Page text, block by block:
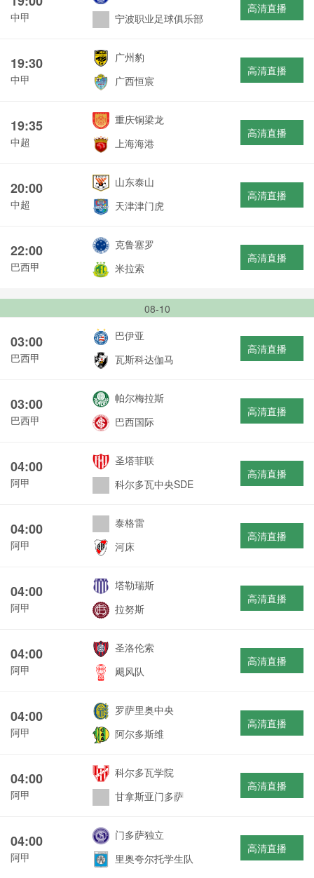
中甲
宁波职业足球俱乐部
高清直播
19:30
中甲
广州豹
广西恒宸
高清直播
19:35
中超
重庆铜梁龙
上海海港
高清直播
20:00
中超
山东泰山
天津津门虎
高清直播
22:00
巴西甲
克鲁塞罗
米拉索
高清直播
08-10
03:00
巴西甲
巴伊亚
瓦斯科达伽马
高清直播
03:00
巴西甲
帕尔梅拉斯
巴西国际
高清直播
04:00
阿甲
圣塔菲联
科尔多瓦中央SDE
高清直播
04:00
阿甲
泰格雷
河床
高清直播
04:00
阿甲
塔勒瑞斯
拉努斯
高清直播
04:00
阿甲
圣洛伦索
飓风队
高清直播
04:00
阿甲
罗萨里奥中央
阿尔多斯维
高清直播
04:00
阿甲
科尔多瓦学院
甘拿斯亚门多萨
高清直播
04:00
阿甲
门多萨独立
里奥夸尔托学生队
高清直播